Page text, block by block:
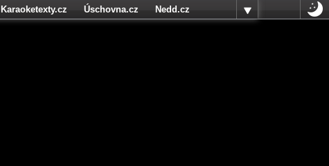
Karaoketexty.cz Úschovna.cz
Nedd.cz